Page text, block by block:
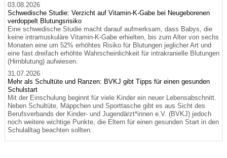
03.08.2026
Schwedische Studie: Verzicht auf Vitamin-K-Gabe bei Neugeborenen
verdoppelt Blutungsrisiko
Eine schwedische Studie macht darauf aufmerksam, dass Babys, die
keine intramuskuläre Vitamin-K-Gabe erhielten, bis zum Alter von sechs
Monaten eine um 52% erhöhtes Risiko für Blutungen jeglicher Art und
eine fast dreifach erhöhte Wahrscheinlichkeit für intrakranielle Blutungen
(Hirnblutung) aufwiesen.
31.07.2026
Mehr als Schultüte und Ranzen: BVKJ gibt Tipps für einen gesunden
Schulstart
Mit der Einschulung beginnt für viele Kinder ein neuer Lebensabschnitt.
Neben Schultüte, Mäppchen und Sporttasche gibt es aus Sicht des
Berufsverbands der Kinder- und Jugendärzt*innen e.V. (BVKJ) jedoch
noch weitere wichtige Punkte, die Eltern für einen gesunden Start in den
Schulalltag beachten sollten.